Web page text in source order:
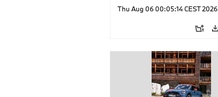
Optional Extras, Accessories
Thu Aug 06 00:05:14 CEST 2026